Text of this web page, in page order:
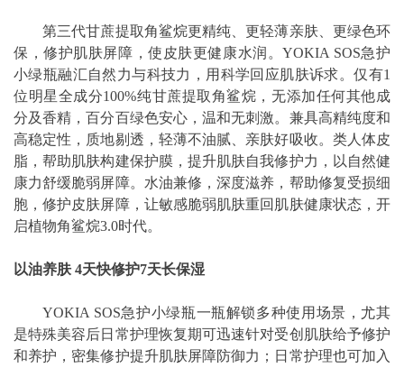
第三代甘蔗提取角鲨烷更精纯、更轻薄亲肤、更绿色环
保，修护肌肤屏障，使皮肤更健康水润。YOKIA SOS急护
小绿瓶融汇自然力与科技力，用科学回应肌肤诉求。仅有1
位明星全成分100%纯甘蔗提取角鲨烷，无添加任何其他成
分及香精，百分百绿色安心，温和无刺激。兼具高精纯度和
高稳定性，质地剔透，轻薄不油腻、亲肤好吸收。类人体皮
脂，帮助肌肤构建保护膜，提升肌肤自我修护力，以自然健
康力舒缓脆弱屏障。水油兼修，深度滋养，帮助修复受损细
胞，修护皮肤屏障，让敏感脆弱肌肤重回肌肤健康状态，开
启植物角鲨烷3.0时代。
以油养肤 4天快修护7天长保湿
YOKIA SOS急护小绿瓶一瓶解锁多种使用场景，尤其
是特殊美容后日常护理恢复期可迅速针对受创肌肤给予修护
和养护，密集修护提升肌肤屏障防御力；日常护理也可加入